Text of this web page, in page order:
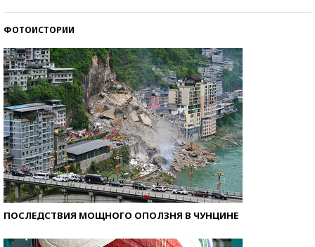
ФОТОИСТОРИИ
ПОСЛЕДСТВИЯ МОЩНОГО ОПОЛЗНЯ В ЧУНЦИНЕ